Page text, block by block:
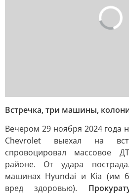
Встречка, три машины,
Вечером 29 ноября 2024 года
Chevrolet выехал на
спровоцировал массовое
районе. От удара
машинах Hyundai и Kia (им
вред здоровью).